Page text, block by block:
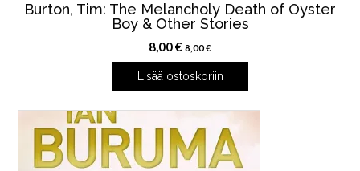
Burton, Tim: The Melancholy Death of Oyster
Boy & Other Stories
8,00€ 8,00€
Lisää ostoskoriin